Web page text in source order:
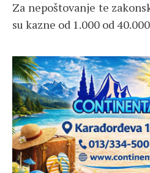
Za nepoštovanje te
su kazne od 1.000 od